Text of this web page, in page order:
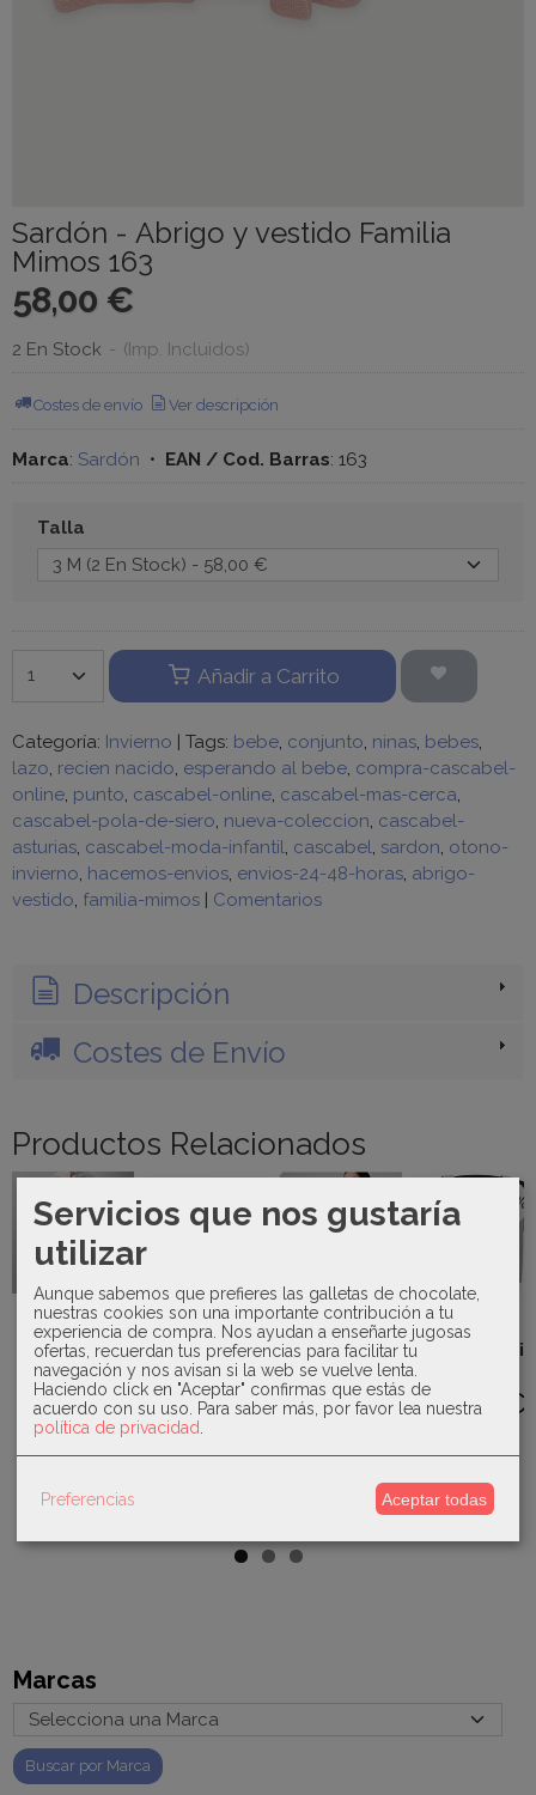
Marcas
Sardón - Abrigo y vestido Familia
Mimos 163
58,00 €
2 En Stock - (Imp. Incluidos)
Costes de envío Ver descripción
Marca: Sardón • EAN / Cod. Barras: 163
Talla
Añadir a Carrito
Categoría: Invierno | Tags: bebe conjunto ninas bebes
lazo recien nacido esperando al bebe compra-cascabel-
online punto cascabel-online cascabel-mas-cerca
cascabel-pola-de-siero nueva-coleccion cascabel-
asturias cascabel-moda-infantil cascabel sardon otono-
invierno hacemos-envios envios-24-48-horas abrigo-
vestido familia-mimos | Comentarios
Descripción
Costes de Envío
Productos Relacionados
-57 %
Basmarti
conjunto de
niño
Donatello...
29,46 €
68,50 €
Juliana -
Manta de
punto para
bebé...
31,00 €
-40 %
Mayoral -
Pantalón
pana
acampanado...
-35 %
Fuentes -
Talega Paris
38,94 €
Servicios que nos gustaría
utilizar
Aunque sabemos que prefieres las galletas de chocolate,
nuestras cookies son una importante contribución a tu
experiencia de compra. Nos ayudan a enseñarte jugosas
ofertas, recuerdan tus preferencias para facilitar tu
navegación y nos avisan si la web se vuelve lenta.
Haciendo click en "Aceptar" confirmas que estás de
acuerdo con su uso.
Para saber más, por favor lea nuestra
política de privacidad
Preferencias Aceptar todas